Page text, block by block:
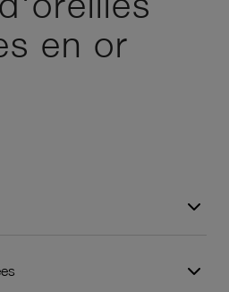
en or